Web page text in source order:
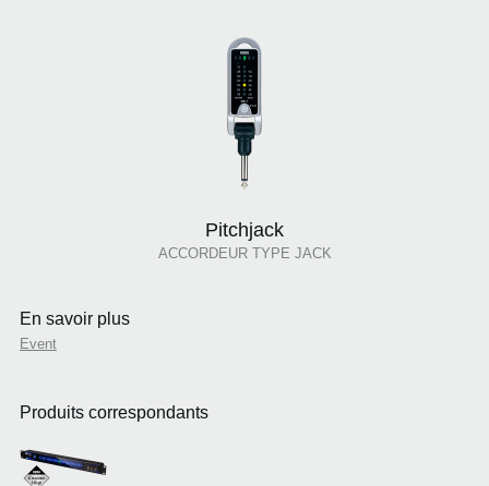
Pitchjack
ACCORDEUR TYPE JACK
En savoir plus
Event
Produits correspondants